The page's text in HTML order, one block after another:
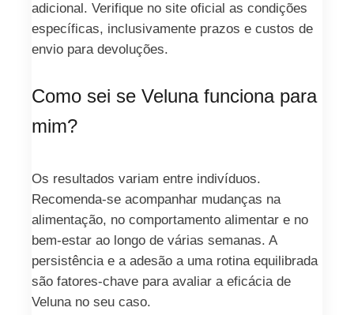
adicional. Verifique no site oficial as condições
específicas, inclusivamente prazos e custos de
envio para devoluções.
Como sei se Veluna funciona para
mim?
Os resultados variam entre indivíduos.
Recomenda-se acompanhar mudanças na
alimentação, no comportamento alimentar e no
bem-estar ao longo de várias semanas. A
persistência e a adesão a uma rotina equilibrada
são fatores-chave para avaliar a eficácia de
Veluna no seu caso.